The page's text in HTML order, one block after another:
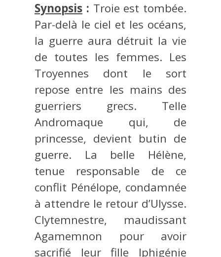
Synopsis : Troie est tombée.
Par-delà le ciel et les océans,
la guerre aura détruit la vie
de toutes les femmes. Les
Troyennes dont le sort
repose entre les mains des
guerriers grecs. Telle
Andromaque qui, de
princesse, devient butin de
guerre. La belle Hélène,
tenue responsable de ce
conflit Pénélope, condamnée
à attendre le retour d’Ulysse.
Clytemnestre, maudissant
Agamemnon pour avoir
sacrifié leur fille Iphigénie